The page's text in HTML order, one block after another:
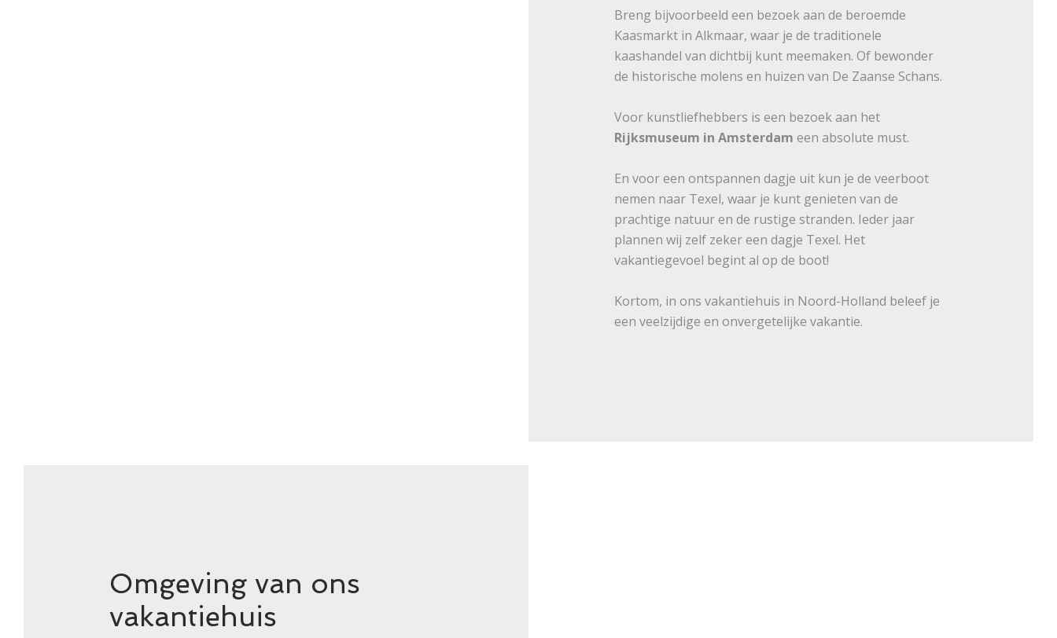
Breng bijvoorbeeld een bezoek aan de beroemde
Kaasmarkt in Alkmaar, waar je de traditionele
kaashandel van dichtbij kunt meemaken. Of bewonder
de historische molens en huizen van De Zaanse Schans.
Voor kunstliefhebbers is een bezoek aan het
Rijksmuseum in Amsterdam een absolute must.
En voor een ontspannen dagje uit kun je de veerboot
nemen naar Texel, waar je kunt genieten van de
prachtige natuur en de rustige stranden. Ieder jaar
plannen wij zelf zeker een dagje Texel. Het
vakantiegevoel begint al op de boot!
Kortom, in ons vakantiehuis in Noord-Holland beleef je
een veelzijdige en onvergetelijke vakantie.
Omgeving van ons
vakantiehuis